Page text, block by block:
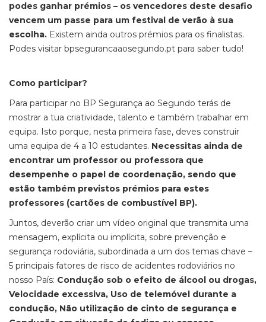
podes ganhar prémios – os vencedores deste desafio
vencem um passe para um festival de verão à sua
escolha. Existem ainda outros prémios para os finalistas.
Podes visitar bpsegurancaaosegundo.pt para saber tudo!
Como participar?
Para participar no BP Segurança ao Segundo terás de
mostrar a tua criatividade, talento e também trabalhar em
equipa. Isto porque, nesta primeira fase, deves construir
uma equipa de 4 a 10 estudantes. Necessitas ainda de
encontrar um professor ou professora que
desempenhe o papel de coordenação, sendo que
estão também previstos prémios para estes
professores (cartões de combustível BP).
Juntos, deverão criar um vídeo original que transmita uma
mensagem, explícita ou implícita, sobre prevenção e
segurança rodoviária, subordinada a um dos temas chave –
5 principais fatores de risco de acidentes rodoviários no
nosso País: Condução sob o efeito de álcool ou drogas,
Velocidade excessiva, Uso de telemóvel durante a
condução, Não utilização de cinto de segurança e